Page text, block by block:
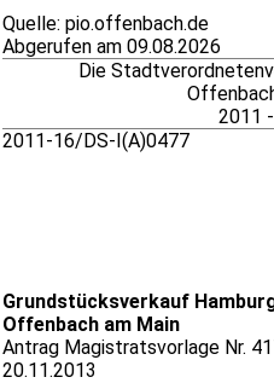
Quelle: pio.offenbach.de
Abgerufen am 09.08.2026
Die
2011
2011-16/DS-I(A)0477
Grundstücksverkauf
Offenbach am Main
Antrag Magistratsvorlage Nr.
20.11.2013